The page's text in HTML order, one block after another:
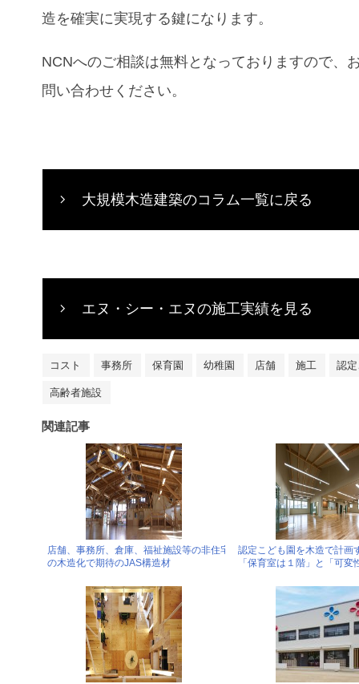
造を確実に実現する鍵になります。
NCNへのご相談は無料となっておりますので、
問い合わせください。
大規模木造建築のコラム一覧に戻る
エヌ・シー・エヌの施工実績を見る
コスト 事務所 保育園 幼稚園 店舗 施工 認
高齢者施設
関連記事
店舗、事務所、倉庫、福祉施設等の非住宅
の木造化で期待のJAS構造材
認定こども園を木造で計画
「保育室は１階」と「可変